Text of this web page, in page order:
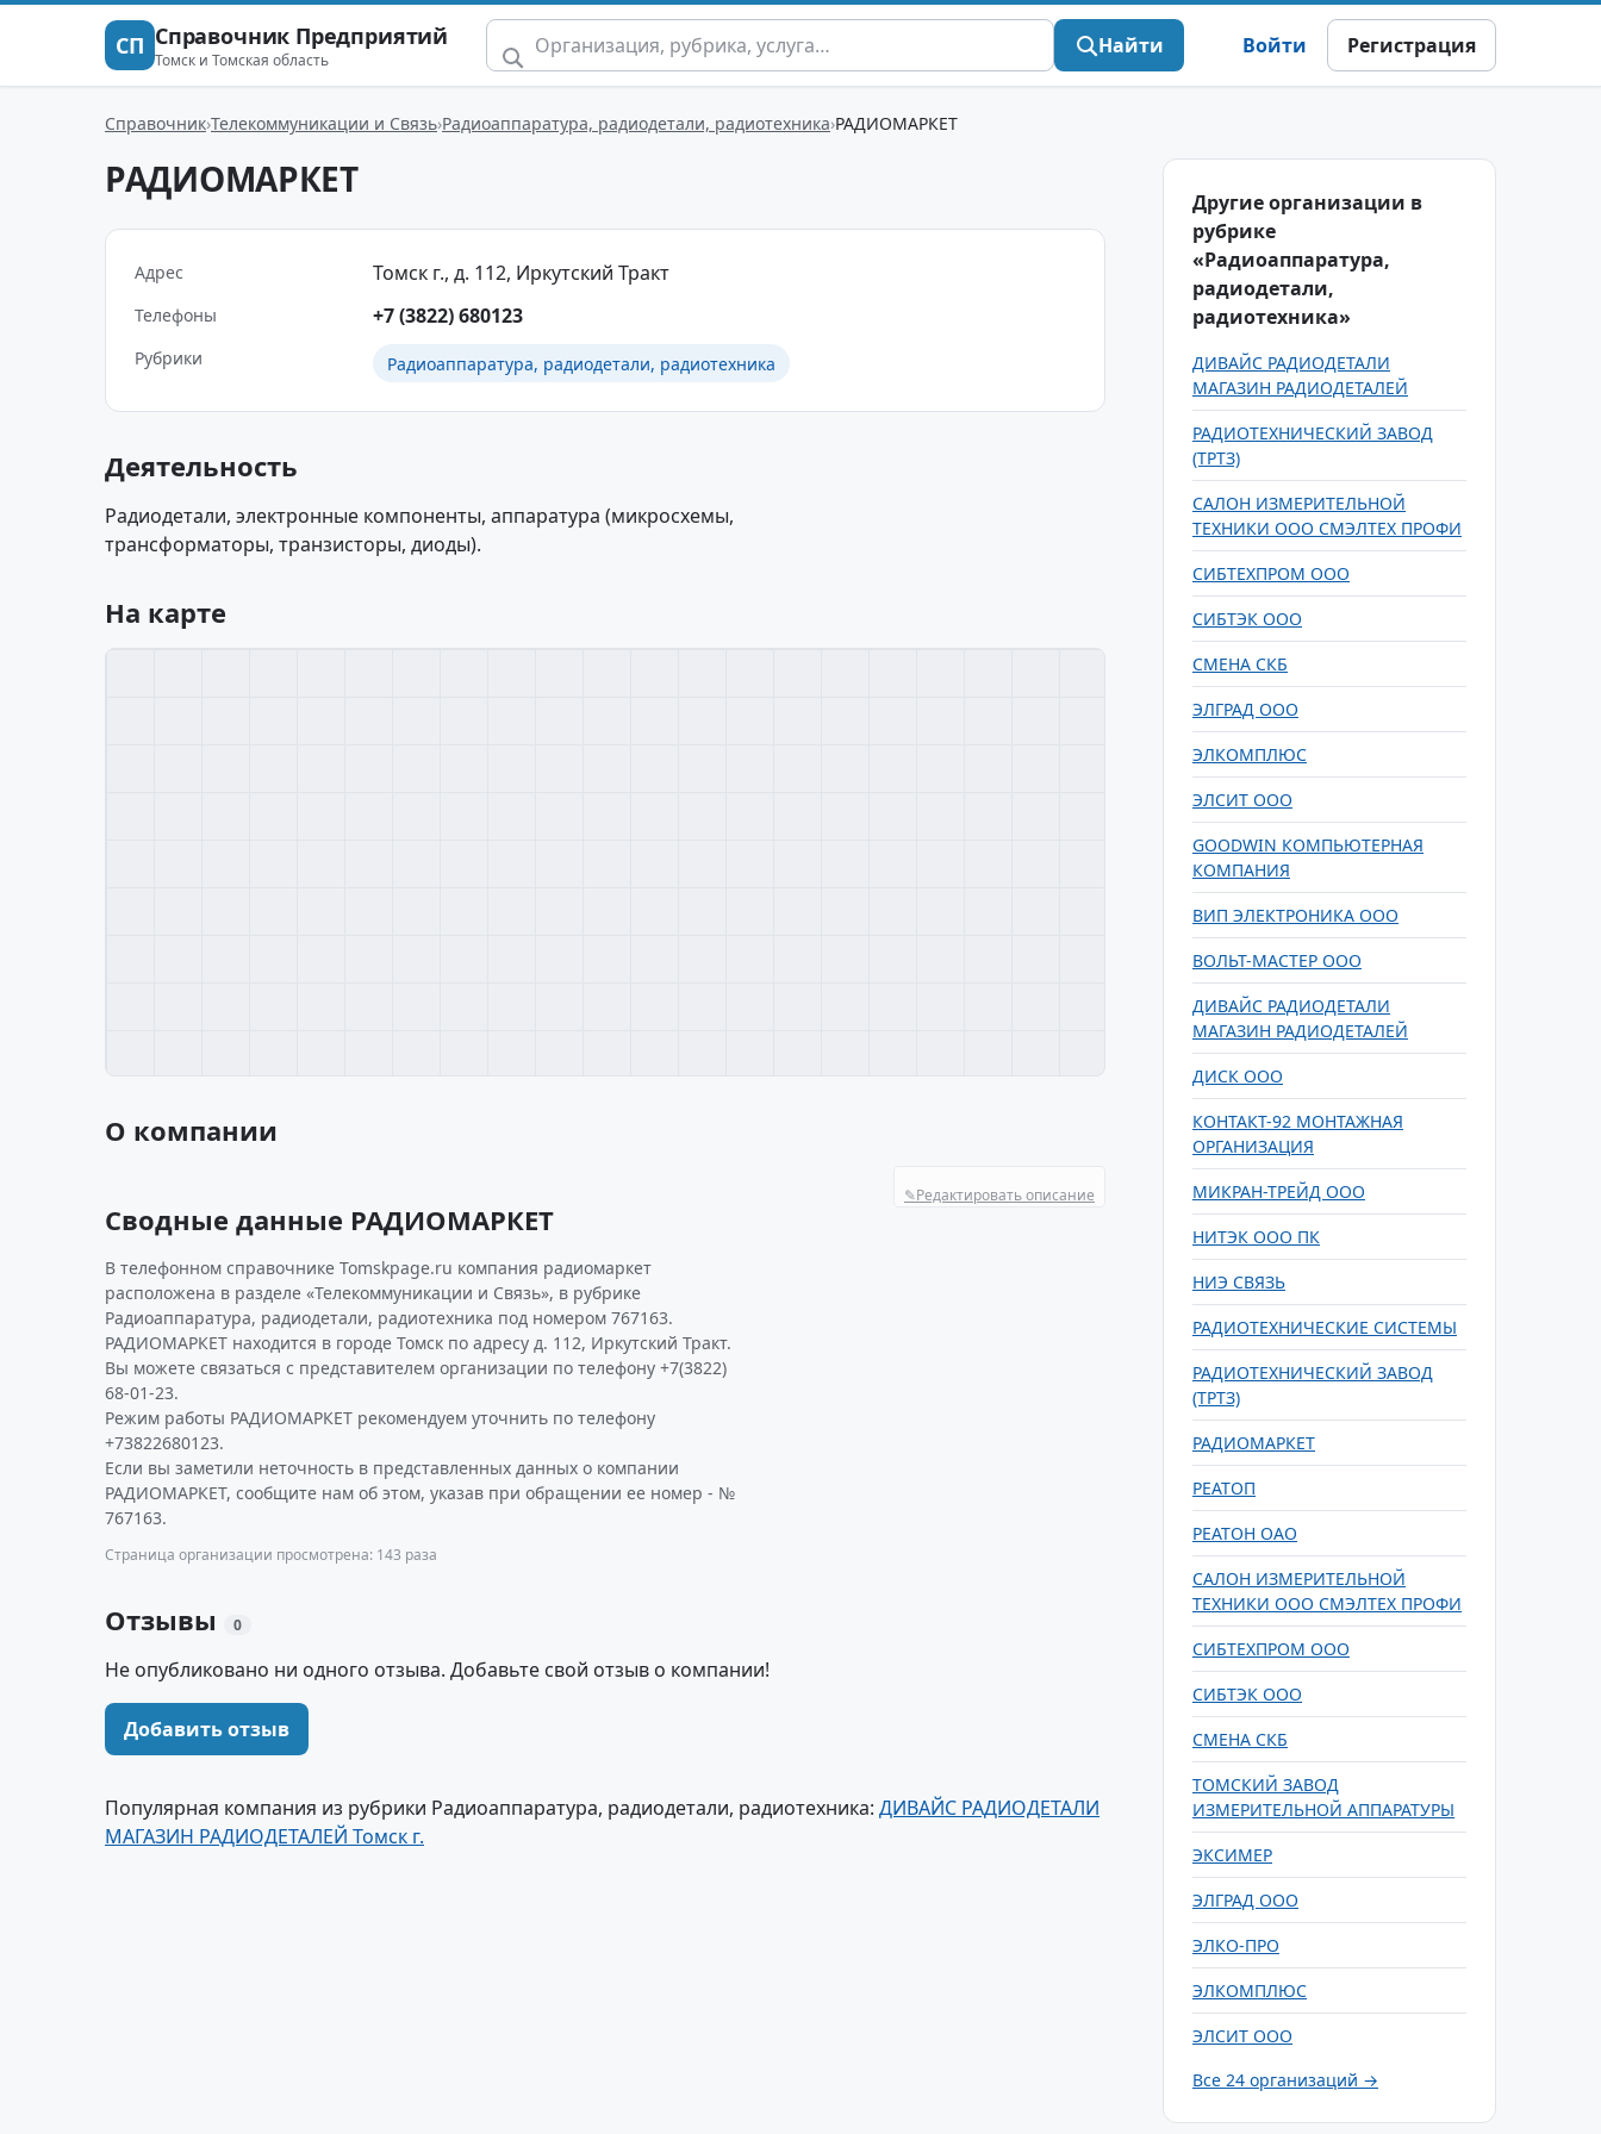
СП Справочник Предприятий
Томск и Томская область
Найти Войти Регистрация
Справочник Телекоммуникации и Связь Радиоаппаратура, радиодетали, радиотехника РАДИОМАРКЕТ
РАДИОМАРКЕТ
Адрес Томск г., д. 112, Иркутский Тракт
Телефоны +7 (3822) 680123
Рубрики Радиоаппаратура, радиодетали, радиотехника
Деятельность
Радиодетали, электронные компоненты, аппаратура (микросхемы,
трансформаторы, транзисторы, диоды).
На карте
О компании
✎Редактировать описание
Сводные данные РАДИОМАРКЕТ
В телефонном справочнике Tomskpage.ru компания радиомаркет
расположена в разделе «Телекоммуникации и Связь», в рубрике
Радиоаппаратура, радиодетали, радиотехника под номером 767163.
РАДИОМАРКЕТ находится в городе Томск по адресу д. 112, Иркутский Тракт.
Вы можете связаться с представителем организации по телефону +7(3822)
68-01-23.
Режим работы РАДИОМАРКЕТ рекомендуем уточнить по телефону
+73822680123.
Если вы заметили неточность в представленных данных о компании
РАДИОМАРКЕТ, сообщите нам об этом, указав при обращении ее номер - №
767163.
Страница организации просмотрена: 143 раза
Отзывы 0
Не опубликовано ни одного отзыва. Добавьте свой отзыв о компании!
Добавить отзыв
Популярная компания из рубрики Радиоаппаратура, радиодетали, радиотехника: ДИВАЙС РАДИОДЕТАЛИ
МАГАЗИН РАДИОДЕТАЛЕЙ Томск г.
Другие организации в
рубрике
«Радиоаппаратура,
радиодетали,
радиотехника»
ДИВАЙС РАДИОДЕТАЛИ
МАГАЗИН РАДИОДЕТАЛЕЙ
РАДИОТЕХНИЧЕСКИЙ ЗАВОД
(ТРТЗ)
САЛОН ИЗМЕРИТЕЛЬНОЙ
ТЕХНИКИ ООО СМЭЛТЕХ ПРОФИ
СИБТЕХПРОМ ООО
СИБТЭК ООО
СМЕНА СКБ
ЭЛГРАД ООО
ЭЛКОМПЛЮС
ЭЛСИТ ООО
GOODWIN КОМПЬЮТЕРНАЯ
КОМПАНИЯ
ВИП ЭЛЕКТРОНИКА ООО
ВОЛЬТ-МАСТЕР ООО
ДИВАЙС РАДИОДЕТАЛИ
МАГАЗИН РАДИОДЕТАЛЕЙ
ДИСК ООО
КОНТАКТ-92 МОНТАЖНАЯ
ОРГАНИЗАЦИЯ
МИКРАН-ТРЕЙД ООО
НИТЭК ООО ПК
НИЭ СВЯЗЬ
РАДИОТЕХНИЧЕСКИЕ СИСТЕМЫ
РАДИОТЕХНИЧЕСКИЙ ЗАВОД
(ТРТЗ)
РАДИОМАРКЕТ
РЕАТОП
РЕАТОН ОАО
САЛОН ИЗМЕРИТЕЛЬНОЙ
ТЕХНИКИ ООО СМЭЛТЕХ ПРОФИ
СИБТЕХПРОМ ООО
СИБТЭК ООО
СМЕНА СКБ
ТОМСКИЙ ЗАВОД
ИЗМЕРИТЕЛЬНОЙ АППАРАТУРЫ
ЭКСИМЕР
ЭЛГРАД ООО
ЭЛКО-ПРО
ЭЛКОМПЛЮС
ЭЛСИТ ООО
Все 24 организаций →